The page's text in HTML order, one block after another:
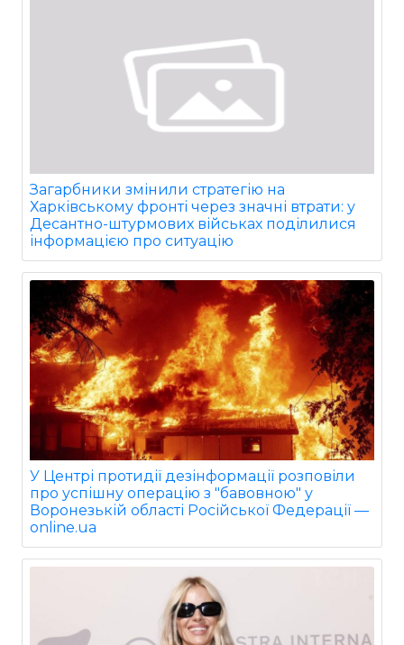
Загарбники змінили стратегію на
Харківському фронті через значні втрати: у
Десантно-штурмових військах поділилися
інформацією про ситуацію
У Центрі протидії дезінформації розповіли
про успішну операцію з "бавовною" у
Воронезькій області Російської Федерації —
online.ua